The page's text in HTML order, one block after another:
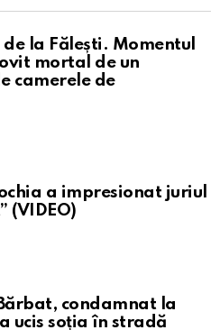
de la Fălești. Momentul
mortal de un
camerele de
a impresionat juriul
(VIDEO)
condamnat la
ucis soția în stradă